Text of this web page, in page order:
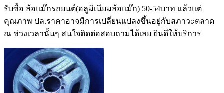
รับซื้อ ล้อแม๊กรถยนต์(อลูมิเนียมล้อแม๊ก) 50-54บาท แล้วแต่
คุณภาพ ปล.ราคาอาจมีการเปลี่ยนแปลงขึ้นอยู่กับสภาวะตลาด
ณ ช่วงเวลานั้นๆ สนใจติดต่อสอบถามได้เลย ยินดีให้บริการ